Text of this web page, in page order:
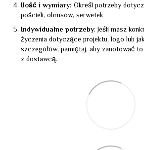
Ilość i wymiary: Określ potrzeby
pościeli, obrusów, serwetek
Indywidualne potrzeby: Jeśli masz
życzenia dotyczące projektu, logo lub
szczegółów, pamiętaj, aby zanotować
z dostawcą.